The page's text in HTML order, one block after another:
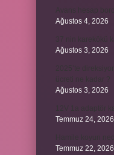
Ağustos 4, 2026
Ağustos 3, 2026
Ağustos 3, 2026
Temmuz 24, 2026
Temmuz 22, 2026